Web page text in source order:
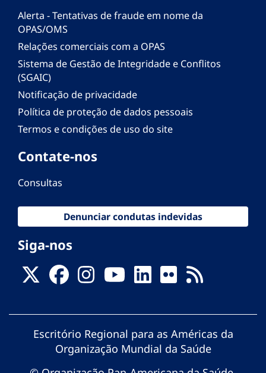
Alerta - Tentativas de fraude em nome da
OPAS/OMS
Relações comerciais com a OPAS
Sistema de Gestão de Integridade e Conflitos
(SGAIC)
Notificação de privacidade
Política de proteção de dados pessoais
Termos e condições de uso do site
Contate-nos
Consultas
Denunciar condutas indevidas
Siga-nos
Escritório Regional para as Américas da
Organização Mundial da Saúde